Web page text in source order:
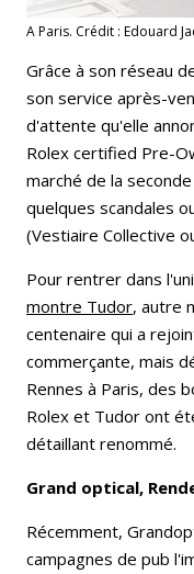
A Paris. Crédit : Edouard
Grâce à son réseau
son service après-
d'attente qu'elle
Rolex certified Pre-
marché de la
quelques scandales
(Vestiaire Collective
Pour rentrer dans
montre Tudor, autre
centenaire qui a
commerçante, mais
Rennes à Paris, des
Rolex et Tudor ont
détaillant renommé.
Grand optical,
Récemment,
campagnes de pub